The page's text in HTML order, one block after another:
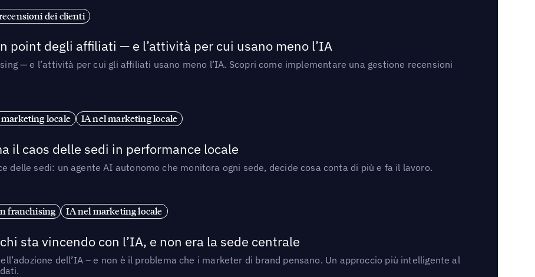
dei clienti
point degli affiliati — e l’attività per cui usano meno l’IA
— e l’attività per cui gli affiliati usano meno l’IA. Scopri come implementare una gestione recensioni
locale IA nel marketing locale
il caos delle sedi in performance locale
delle sedi: un agente AI autonomo che monitora ogni sede, decide cosa conta di più e fa il lavoro.
franchising IA nel marketing locale
sta vincendo con l’IA, e non era la sede centrale
dell’IA – e non è il problema che i marketer di brand pensano. Un approccio più intelligente al